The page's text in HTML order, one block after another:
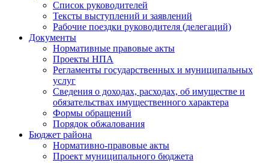
Список руководителей
Тексты выступлений и заявлений
Рабочие поездки руководителя (делегаций)
Документы
Нормативные правовые акты
Проекты НПА
Регламенты государственных и муниципальных
услуг
Сведения о доходах, расходах, об имуществе и
обязательствах имущественного характера
Формы обращений
Порядок обжалования
Бюджет района
Нормативно-правовые акты
Проект муниципального бюджета